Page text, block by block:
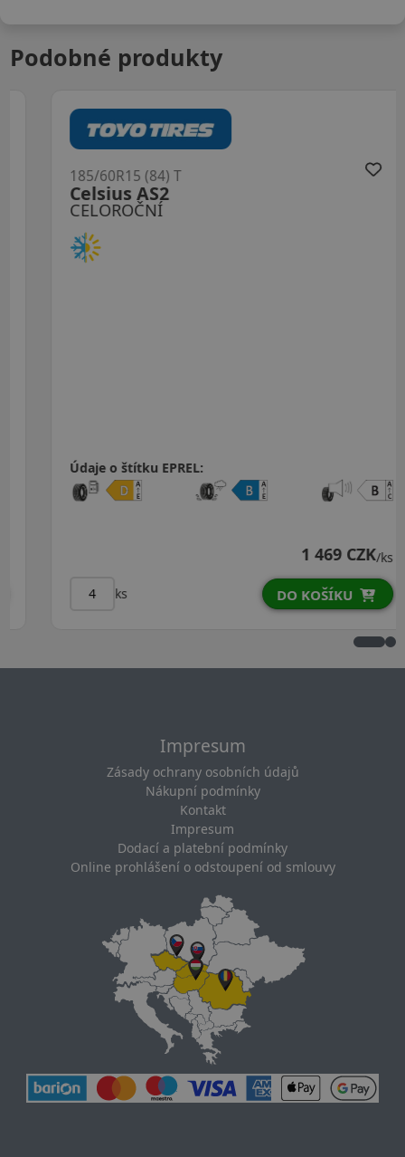
Podobné produkty
CELOROČNÍ
Celsius AS2
185/60R15 (84) T
Údaje o štítku EPREL:
1 469 CZK /ks
ks DO KOŠÍKU
Impresum
Zásady ochrany osobních údajů
Nákupní podmínky
Kontakt
Impresum
Dodací a platební podmínky
Online prohlášení o odstoupení od smlouvy